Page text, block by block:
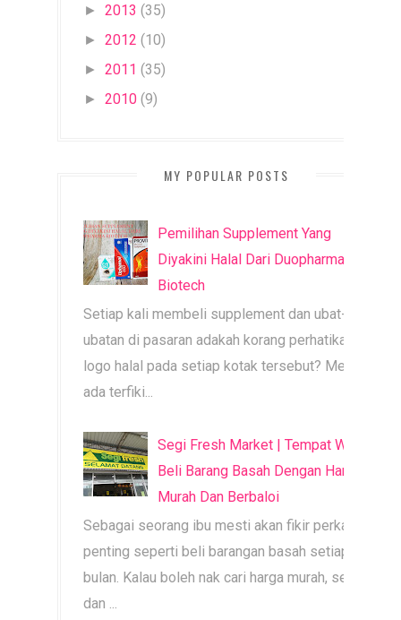
► 2013 (35)
► 2012 (10)
► 2011 (35)
► 2010 (9)
MY POPULAR POSTS
Pemilihan Supplement Yang
Diyakini Halal Dari Duopharma
Biotech
Setiap kali membeli supplement dan ubat-
ubatan di pasaran adakah korang perhatikan
logo halal pada setiap kotak tersebut? Mesti
ada terfiki...
Segi Fresh Market | Tempat Wajib
Beli Barang Basah Dengan Harga
Murah Dan Berbaloi
Sebagai seorang ibu mesti akan fikir perkara
penting seperti beli barangan basah setiap
bulan. Kalau boleh nak cari harga murah, segar
dan ...